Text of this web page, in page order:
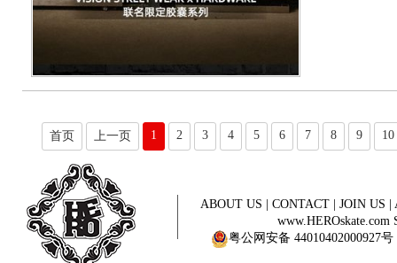
首页 上一页 1 2 3 4 5 6 7 8 9 10
ABOUT US CONTACT JOIN US
www.HEROskate.com
粤公网安备 44010402000927号